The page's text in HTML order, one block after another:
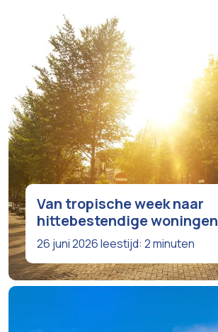
Van tropische week naar
hittebestendige woningen
26 juni 2026leestijd: 2 minuten